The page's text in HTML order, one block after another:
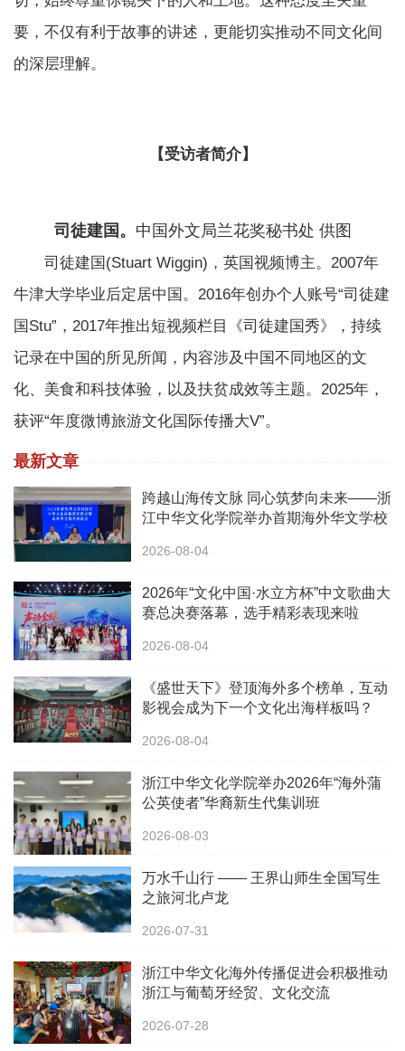
要，不仅有利于故事的讲述，更能切实推动不同文化间
的深层理解。
【受访者简介】
司徒建国。 中国外文局兰花奖秘书处 供图
司徒建国(Stuart Wiggin)，英国视频博主。2007年
牛津大学毕业后定居中国。2016年创办个人账号“司徒建
国Stu”，2017年推出短视频栏目《司徒建国秀》，持续
记录在中国的所见所闻，内容涉及中国不同地区的文
化、美食和科技体验，以及扶贫成效等主题。2025年，
获评“年度微博旅游文化国际传播大V”。
最新文章
跨越山海传文脉 同心筑梦向未来——浙
江中华文化学院举办首期海外华文学校
2026-08-04
2026年“文化中国·水立方杯”中文歌曲大
赛总决赛落幕，选手精彩表现来啦
2026-08-04
《盛世天下》登顶海外多个榜单，互动
影视会成为下一个文化出海样板吗？
2026-08-04
浙江中华文化学院举办2026年“海外蒲
公英使者”华裔新生代集训班
2026-08-03
万水千山行 —— 王界山师生全国写生
之旅河北卢龙
2026-07-31
浙江中华文化海外传播促进会积极推动
浙江与葡萄牙经贸、文化交流
2026-07-28